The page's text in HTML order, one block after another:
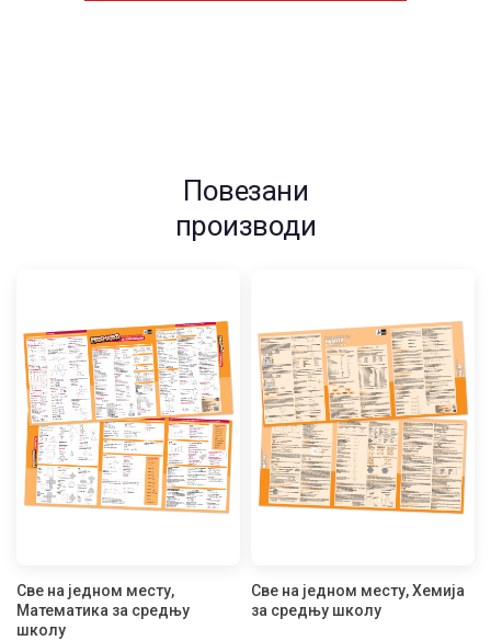
Повезани
производи
Све на једном месту,
Математика за средњу
школу
Све на једном месту, Хемија
за средњу школу